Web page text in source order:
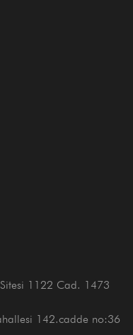
1122 Cad. 1473
142.cadde no:36